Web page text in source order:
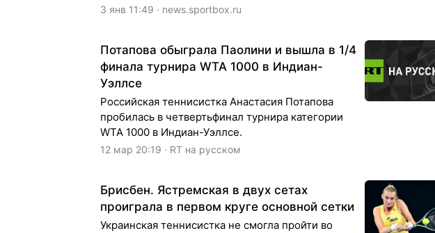
3 янв 11:49 · news.sportbox.ru
Потапова обыграла Паолини и вышла в 1/4
финала турнира WTA 1000 в Индиан-
Уэллсе
Российская теннисистка Анастасия Потапова
пробилась в четвертьфинал турнира категории
WTA 1000 в Индиан-Уэллсе.
12 мар 20:19 · RT на русском
Брисбен. Ястремская в двух сетах
проиграла в первом круге основной сетки
Украинская теннисистка не смогла пройти во